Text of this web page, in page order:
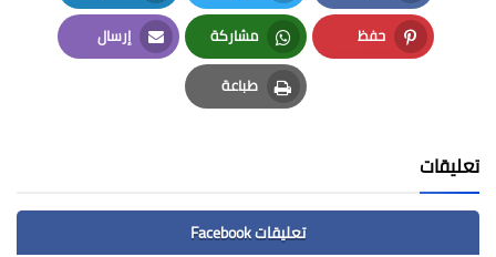
Facebook
Twitter
LinkedIn
حفظ
Pinterest
مشاركة
Whatsapp
إرسال
Email
طباعة
Print
تعليقات
تعليقات Facebook